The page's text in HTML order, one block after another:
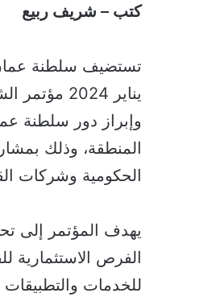
كتب – شريف ربيع
يناير
وإبراز دور سلطنة
الحكومية وشركات
يهدف المؤتمر إلى
الفرص الاستثمارية
للخدمات والتطبيقات